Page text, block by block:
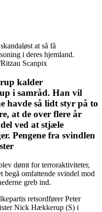
at så få
i deres hjemland.
Scanpix
kalder
i samråd. Han vil
havde så lidt styr på to
at de over flere år
ved at stjæle
Pengene fra svindlen
dømt for terroraktiviteter,
begå omfattende svindel mod
greb ind.
retsordfører Peter
Nick Hækkerup (S) i